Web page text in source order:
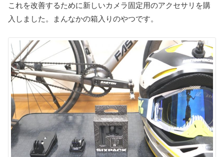
これを改善するために新しいカメラ固定用のアクセサリを購
入しました。まんなかの箱入りのやつです。